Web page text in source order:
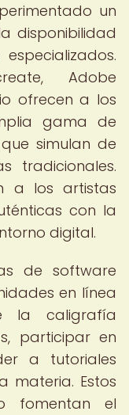
un
disponibilidad
Adobe
ofrecen a los
gama de
simulan de
tradicionales.
a los artistas
con la
digital.
de software
en línea
la caligrafía
participar en
a tutoriales
materia. Estos
fomentan el